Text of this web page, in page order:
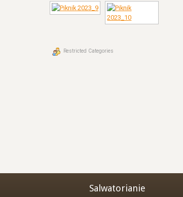
Restricted Categories
Salwatorianie